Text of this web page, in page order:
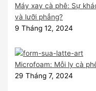
Máy xay cà phê: Sự
và lưỡi phẳng?
9 Tháng 12, 2024
Microfoam: Mỗi ly cà
29 Tháng 7, 2024